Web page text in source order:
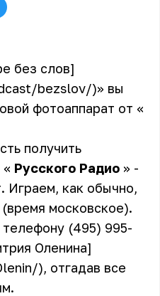
без слов]
bezslov/)» вы
фотоаппарат от «
получить
Русского Радио » -
Играем, как обычно,
московское).
(495) 995-
Оленина]
), отгадав все